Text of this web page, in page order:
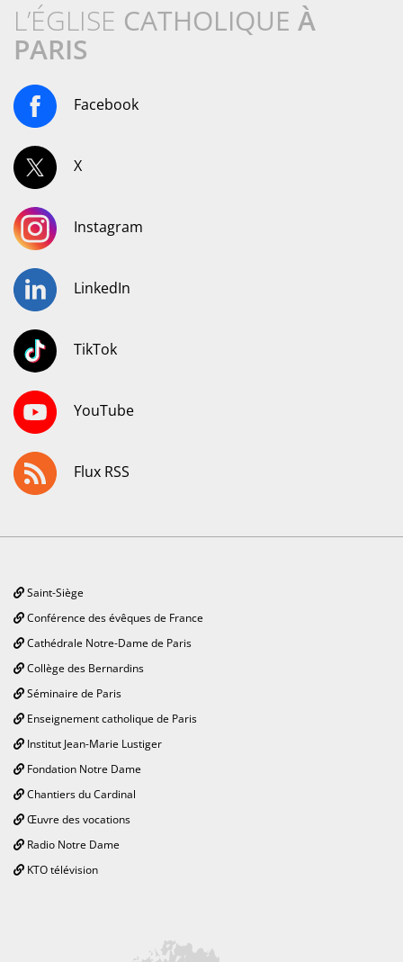
L’ÉGLISE CATHOLIQUE À
PARIS
Facebook
X
Instagram
LinkedIn
TikTok
YouTube
Flux RSS
Saint-Siège
Conférence des évêques de France
Cathédrale Notre-Dame de Paris
Collège des Bernardins
Séminaire de Paris
Enseignement catholique de Paris
Institut Jean-Marie Lustiger
Fondation Notre Dame
Chantiers du Cardinal
Œuvre des vocations
Radio Notre Dame
KTO télévision